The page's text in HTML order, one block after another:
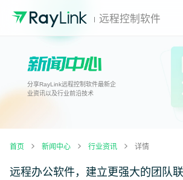
远程控制软件
分享RayLink远程控制软件最新企
业资讯以及行业前沿技术
首页 新闻中心 行业资讯 详情
远程办公软件，建立更强大的团队